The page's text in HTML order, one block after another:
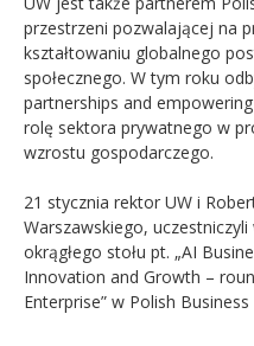
przestrzeni pozwalającej na
kształtowaniu globalnego
społecznego. W tym roku
partnerships and
rolę sektora prywatnego w
wzrostu gospodarczego.
21 stycznia rektor UW i
Warszawskiego,
okrągłego stołu pt. „AI
Innovation and Growth –
Enterprise” w Polish Business